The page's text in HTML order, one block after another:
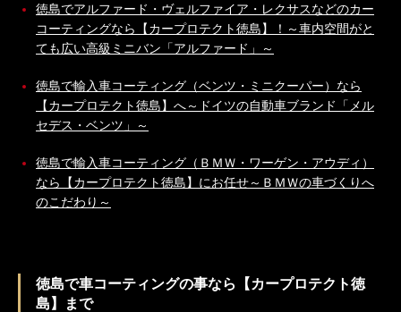
徳島でアルファード・ヴェルファイア・レクサスなどのカー
コーティングなら【カープロテクト徳島】！～車内空間がと
ても広い高級ミニバン「アルファード」～
徳島で輸入車コーティング（ベンツ・ミニクーパー）なら
【カープロテクト徳島】へ～ドイツの自動車ブランド「メル
セデス・ベンツ」～
徳島で輸入車コーティング（ＢＭＷ・ワーゲン・アウディ）
なら【カープロテクト徳島】にお任せ～ＢＭＷの車づくりへ
のこだわり～
徳島で車コーティングの事なら【カープロテクト徳
島】まで